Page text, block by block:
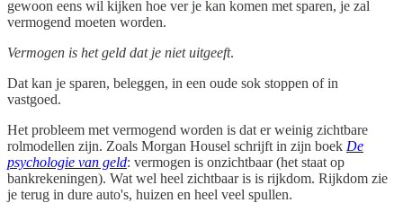
gewoon eens wil kijken hoe ver je kan komen met sparen, je zal
vermogend moeten worden.
Vermogen is het geld dat je niet uitgeeft.
Dat kan je sparen, beleggen, in een oude sok stoppen of in
vastgoed.
Het probleem met vermogend worden is dat er weinig zichtbare
rolmodellen zijn. Zoals Morgan Housel schrijft in zijn boek De
psychologie van geld: vermogen is onzichtbaar (het staat op
bankrekeningen). Wat wel heel zichtbaar is is rijkdom. Rijkdom zie
je terug in dure auto's, huizen en heel veel spullen.